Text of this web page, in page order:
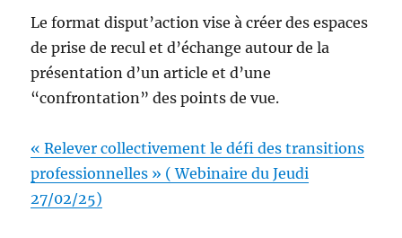
Le format disput’action vise à créer des espaces
de prise de recul et d’échange autour de la
présentation d’un article et d’une
“confrontation” des points de vue.
« Relever collectivement le défi des transitions
professionnelles » ( Webinaire du Jeudi
27/02/25)